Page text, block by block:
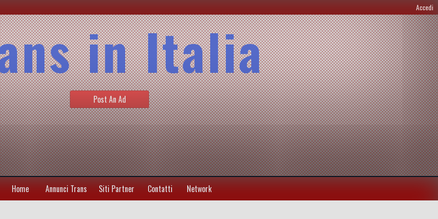
Accedi
in Italia
Post An Ad
Home Annunci Trans Siti Partner Contatti Network